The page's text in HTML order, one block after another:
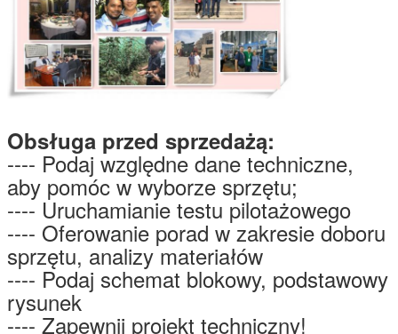
Obsługa przed sprzedażą:
---- Podaj względne dane techniczne,
aby pomóc w wyborze sprzętu;
---- Uruchamianie testu pilotażowego
---- Oferowanie porad w zakresie doboru
sprzętu, analizy materiałów
---- Podaj schemat blokowy, podstawowy
rysunek
---- Zapewnij projekt techniczny!